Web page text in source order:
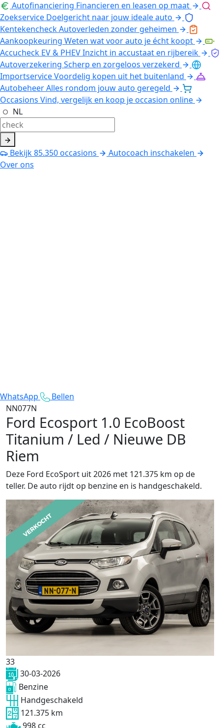
Autofinanciering Financieren en leasen op maat
Zoekservice Doelgericht naar jouw ideale auto
KentekencheckAutoverleden zonder geheimen
Aankoopkeuring Weten wat voor auto je écht koopt
Accucheck EV & PHEVInzicht in accustaat en rijbereik
Autoverzekering Scherp en zorgeloos verzekerd
ImportserviceVoordelig kopen uit het buitenland
AutobeheerAlles rondom jouw auto geregeld
Occasions Vind, vergelijk en koop je occasion online
NL
Bekijk85.350occasions
Autocoach inschakelen
Over ons
WhatsApp
Bellen
NN077N
Ford Ecosport 1.0 EcoBoost
Titanium / Led / Nieuwe DB
Riem
Deze Ford EcoSport uit 2026 met 121.375 km op de
teller. De auto rijdt op benzine en is handgeschakeld.
33
30-03-2026
Benzine
Handgeschakeld
121.375 km
998 cc